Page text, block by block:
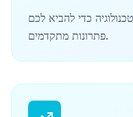
כדי להביא לכם
פתרונות מתקדמים.